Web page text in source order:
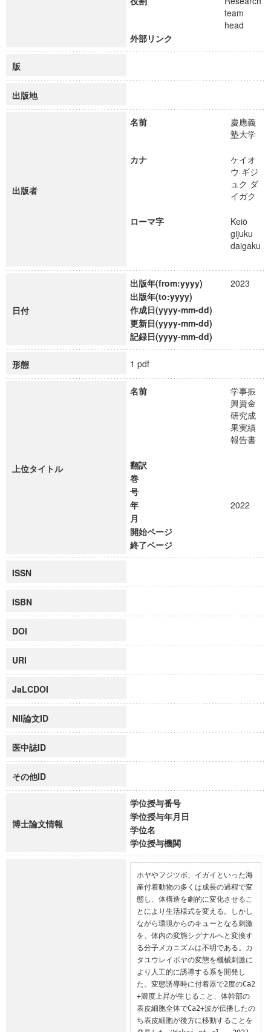
team
head
外部リンク
版
出版地
出版者
名前
慶應義
塾大学
カナ
ケイオ
ウ ギジ
ュク ダ
イガク
ローマ字
Keiō
gijuku
daigaku
日付
出版年(from:yyyy)
2023
出版年(to:yyyy)
作成日(yyyy-mm-dd)
更新日(yyyy-mm-dd)
記録日(yyyy-mm-dd)
形態 1 pdf
上位タイトル
名前
学事振
興資金
研究成
果実績
報告書
翻訳
巻
号
年
2022
月
開始ページ
終了ページ
ISSN
ISBN
DOI
URI
JaLCDOI
NII論文ID
医中誌ID
その他ID
博士論文情報
学位授与番号
学位授与年月日
学位名
学位授与機関
ホヤやフジツボ、イガイといった海
産付着動物の多くは成長の過程で変
態し、体構造を劇的に変化させるこ
とにより生活様式を変える。しかし
ながら環境からのキューとなる刺激
を、体内の変態シグナルへと変換す
る分子メカニズムは不明である。カ
タユウレイボヤの変態を機械刺激に
より人工的に誘導する系を開発し
た。変態誘導時に付着器で2度のCa2
+濃度上昇が生じること、体幹部の
表皮細胞全体でCa2+波が伝播したの
ち表皮細胞が後方に移動することを